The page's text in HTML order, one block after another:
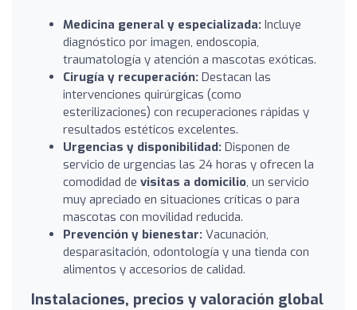
Medicina general y especializada: Incluye
diagnóstico por imagen, endoscopia,
traumatología y atención a mascotas exóticas.
Cirugía y recuperación: Destacan las
intervenciones quirúrgicas (como
esterilizaciones) con recuperaciones rápidas y
resultados estéticos excelentes.
Urgencias y disponibilidad: Disponen de
servicio de urgencias las 24 horas y ofrecen la
comodidad de visitas a domicilio, un servicio
muy apreciado en situaciones críticas o para
mascotas con movilidad reducida.
Prevención y bienestar: Vacunación,
desparasitación, odontología y una tienda con
alimentos y accesorios de calidad.
Instalaciones, precios y valoración global